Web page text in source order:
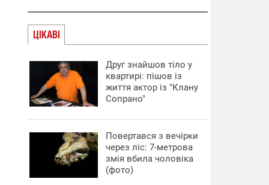
ЦІКАВІ
Друг знайшов тіло у
квартирі: пішов із
життя актор із "Клану
Сопрано"
Повертався з вечірки
через ліс: 7-метрова
змія вбила чоловіка
(фото)